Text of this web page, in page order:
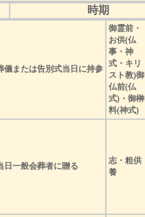
時期
儀または告別式当日に持参
御霊前・
お供(仏
事・神
式・キリ
スト教)御
仏前(仏
式)・御榊
料(神式)
日一般会葬者に贈る
志・粗供
養